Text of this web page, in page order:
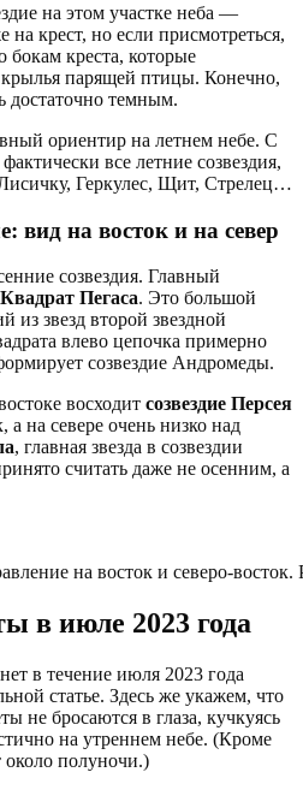
на этом участке неба —
крест, но если присмотреться,
бокам креста, которые
парящей птицы. Конечно,
достаточно темным.
ориентир на летнем небе. С
все летние созвездия,
Геркулес, Щит, Стрелец…
вид на восток и на север
созвездия. Главный
Квадрат Пегаса. Это большой
из звезд второй звездной
влево цепочка примерно
созвездие Андромеды.
восходит созвездие Персея
а на севере очень низко над
, главная звезда в созвездии
считать даже не осенним, а
на восток и северо-
в июле 2023 года
в течение июля 2023 года
статье. Здесь же укажем, что
не бросаются в глаза, кучкуясь
на утреннем небе. (Кроме
около полуночи.)